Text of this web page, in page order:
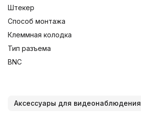
Штекер
Способ монтажа
Клеммная колодка
Тип разъема
BNC
Аксессуары для видеонаблюдения